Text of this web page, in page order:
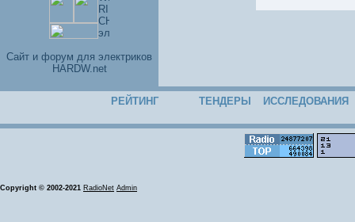
Cайт и форум для электриков
HARDW.net
РЕЙТИНГ ТЕНДЕРЫ ИССЛЕДОВАНИЯ
Copyright © 2002-2021 RadioNet Admin